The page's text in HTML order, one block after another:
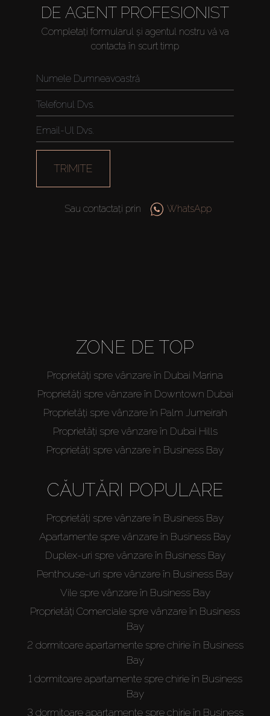
Vânzare
Agenți
About Us
DE AGENT PROFESIONIST
Completați formularul și agentul nostru vă va
contacta în scurt timp
TRIMITE
Sau contactați prin WhatsApp
ZONE DE TOP
Proprietăți spre vânzare în Dubai Marina
Proprietăți spre vânzare în Downtown Dubai
Proprietăți spre vânzare în Palm Jumeirah
Proprietăți spre vânzare în Dubai Hills
Proprietăți spre vânzare în Business Bay
CĂUTĂRI POPULARE
Proprietăți spre vânzare în Business Bay
Apartamente spre vânzare în Business Bay
Duplex-uri spre vânzare în Business Bay
Penthouse-uri spre vânzare în Business Bay
Vile spre vânzare în Business Bay
Proprietăți Comerciale spre vânzare în Business
Bay
2 dormitoare apartamente spre chirie în Business
Bay
1 dormitoare apartamente spre chirie în Business
Bay
3 dormitoare apartamente spre chirie în Business